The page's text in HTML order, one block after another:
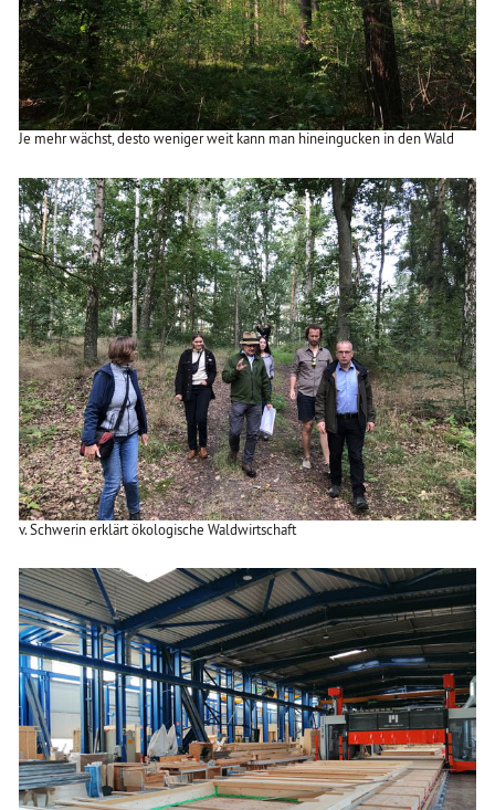
Je mehr wächst, desto weniger weit kann man hineingucken in den Wald
v. Schwerin erklärt ökologische Waldwirtschaft